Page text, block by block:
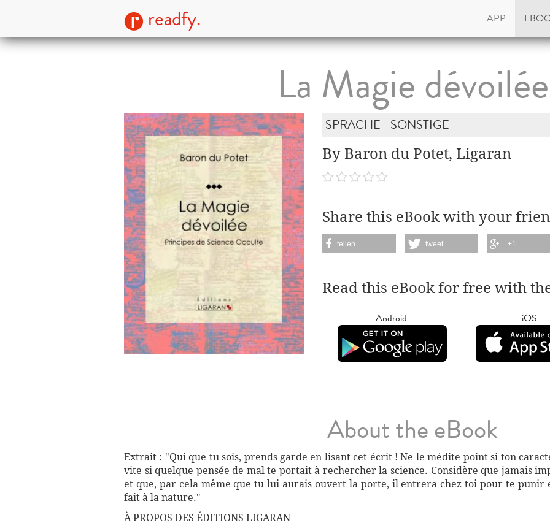
readfy. APP
La Magie dévoilée
SPRACHE - SONSTIGE
By Baron du Potet, Ligaran
Share this eBook with your
teilen tweet +1
Read this eBook for free with
Android iOS
About the eBook
Extrait : "Qui que tu sois, prends garde en lisant cet écrit ! Ne le médite point si ton
vite si quelque pensée de mal te portait à rechercher la science. Considère que jamais
et que, par cela même que tu lui aurais ouvert la porte, il entrera chez toi pour te punir
fait à la nature."
À PROPOS DES ÉDITIONS LIGARAN